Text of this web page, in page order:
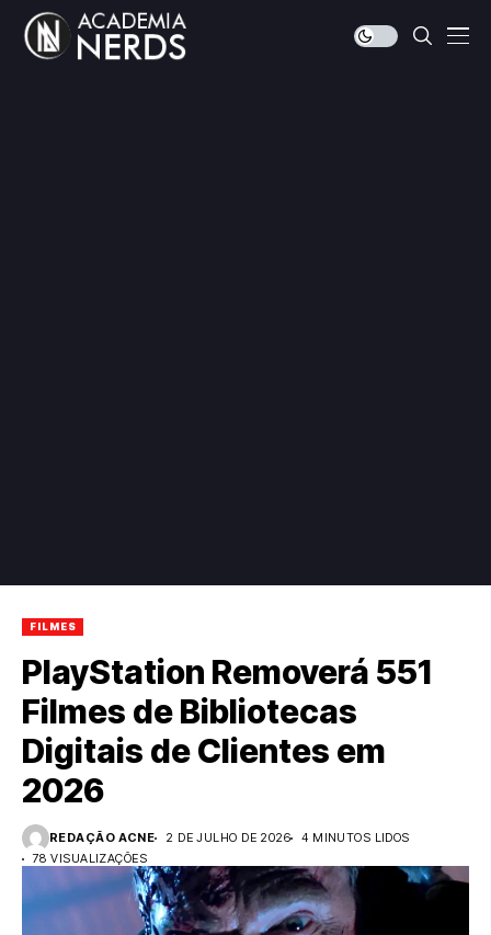
FILMES
PlayStation Removerá 551
Filmes de Bibliotecas
Digitais de Clientes em
2026
REDAÇÃO ACNE 2 DE JULHO DE 2026
4 MINUTOS LIDOS
78 VISUALIZAÇÕES